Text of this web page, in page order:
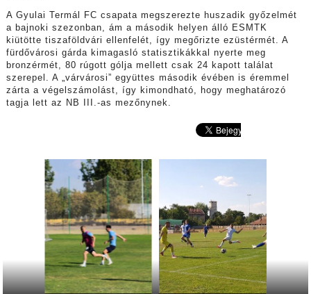
A Gyulai Termál FC csapata megszerezte huszadik győzelmét
a bajnoki szezonban, ám a második helyen álló ESMTK
kiütötte tiszaföldvári ellenfelét, így megőrizte ezüstérmét. A
fürdővárosi gárda kimagasló statisztikákkal nyerte meg
bronzérmét, 80 rúgott gólja mellett csak 24 kapott találat
szerepel. A „várvárosi” együttes második évében is éremmel
zárta a végelszámolást, így kimondható, hogy meghatározó
tagja lett az NB III.-as mezőnynek.